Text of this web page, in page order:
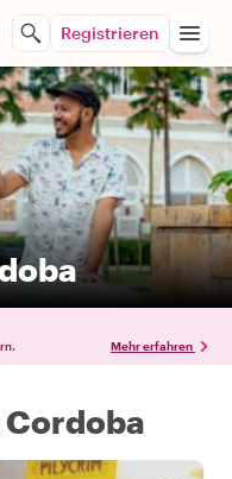
Registrieren
Mehr erfahren